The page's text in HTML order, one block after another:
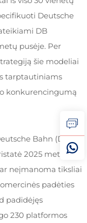
Deutsche
DB
pusėje. Per
šie modeliai
tarptautiniams
konkurencingumą
Bahn (DB) ir
2025 metų
neįmanoma tiksliai
padėties
padidėjęs
230 platformos